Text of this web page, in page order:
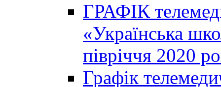
ГРАФІК
«Українська
півріччя 2020
Графік